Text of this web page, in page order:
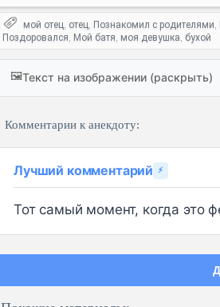
мой отец, отец, Познакомил с родителями,
Поздоровался, Мой батя, моя девушка, бухой
🖼️Текст на изображении (раскрыть)
Комментарии к анекдоту:
Лучший комментарий ⚡
Тот самый момент, когда это